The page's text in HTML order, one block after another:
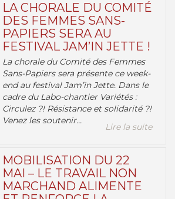
LA CHORALE DU COMITÉ
DES FEMMES SANS-
PAPIERS SERA AU
FESTIVAL JAM’IN JETTE !
La chorale du Comité des Femmes
Sans-Papiers sera présente ce week-
end au festival Jam’in Jette. Dans le
cadre du Labo-chantier Variétés :
Circulez ?! Résistance et solidarité ?!
Venez les soutenir...
Lire la suite
MOBILISATION DU 22
MAI – LE TRAVAIL NON
MARCHAND ALIMENTE